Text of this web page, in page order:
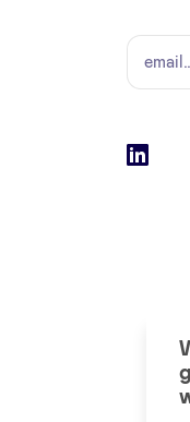
naam
email
Social
LinkedIn